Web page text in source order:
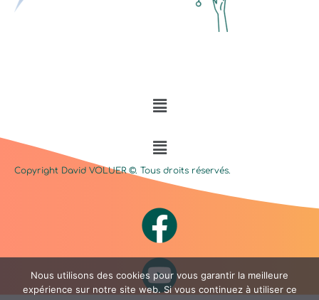
Menu
Menu
Copyright David VOLUER©. Tous droits réservés.
Nous utilisons des cookies pour vous garantir la meilleure
expérience sur notre site web. Si vous continuez à utiliser ce